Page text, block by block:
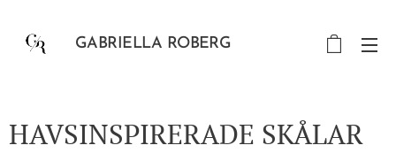
GABRIELLA ROBERG
HAVSINSPIRERADE SKÅLAR